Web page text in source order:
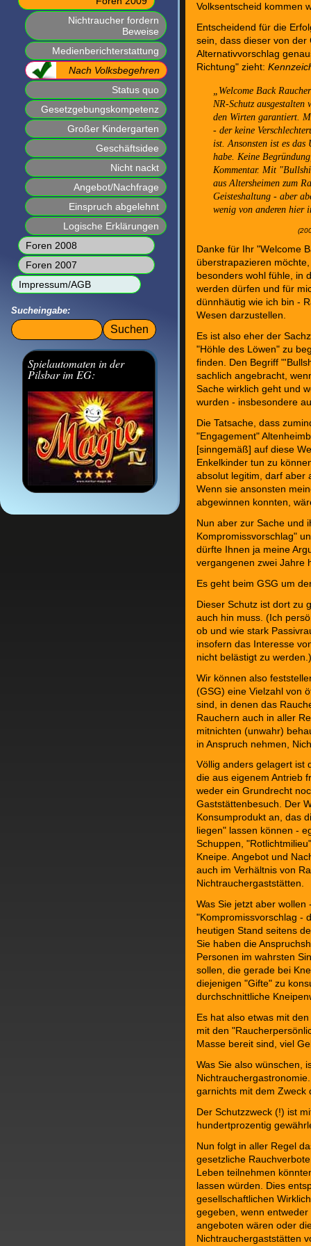
Volksentscheid kommen
Entscheidend für die
sein, dass dieser von der
Alternativvorschlag
Richtung" zieht:
Welcome Back
NR-Schutz ausgestalten
den Wirten garantiert.
- der keine
ist. Ansonsten ist es
habe. Keine
Kommentar. Mit
aus Altersheimen zum
Geisteshaltung - aber
wenig von anderen hier
Danke für Ihr "Welcome
überstrapazieren
besonders wohl fühle, in
werden dürfen und für
dünnhäutig wie ich bin -
Wesen darzustellen.
Es ist also eher der
"Höhle des Löwen" zu
finden. Den Begriff
sachlich angebracht,
Sache wirklich geht und
wurden - insbesondere
Die Tatsache, dass
"Engagement"
[sinngemäß] auf diese
Enkelkinder tun zu
absolut legitim, darf aber
Wenn sie ansonsten
abgewinnen konnten,
Nun aber zur Sache und
Kompromissvorschlag"
dürfte Ihnen ja meine
vergangenen zwei Jahre
Es geht beim GSG um
Dieser Schutz ist dort zu
auch hin muss. (Ich
ob und wie stark
insofern das Interesse
nicht belästigt zu
Wir können also
(GSG) eine Vielzahl von
sind, in denen das
Rauchern auch in aller
mitnichten (unwahr)
in Anspruch nehmen,
Völlig anders gelagert ist
die aus eigenem Antrieb
weder ein Grundrecht
Gaststättenbesuch. Der
Konsumprodukt an, das
liegen" lassen können -
Schuppen,
Kneipe. Angebot und
auch im Verhältnis von
Nichtrauchergaststätten.
Was Sie jetzt aber
"Kompromissvorschlag -
heutigen Stand seitens
Sie haben die
Personen im wahrsten
sollen, die gerade bei
diejenigen "Gifte" zu
durchschnittliche
Es hat also etwas mit
mit den
Masse bereit sind, viel
Was Sie also wünschen,
garnichts mit dem Zweck
Der Schutzzweck (!) ist
hundertprozentig
Nun folgt in aller Regel
gesetzliche
Leben teilnehmen
lassen würden. Dies
gesellschaftlichen
gegeben, wenn
angeboten wären oder
Nichtrauchergaststätten
Nichtraucher fordern
Beweise
Medienberichterstattung
Nach Volksbegehren
Status quo
Gesetzgebungskompetenz
Großer Kindergarten
Geschäftsidee
Nicht nackt
Angebot/Nachfrage
Einspruch abgelehnt
Logische Erklärungen
Foren 2008
Foren 2007
Impressum/AGB
Sucheingabe:
Suchbegriffe
Spielautomaten in der
Pilsbar im EG: